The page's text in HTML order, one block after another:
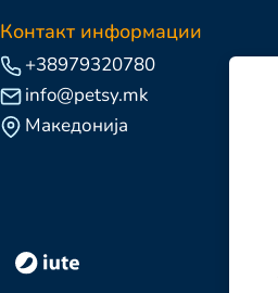
Контакт информации
+38979320780
info@petsy.mk
Македонија